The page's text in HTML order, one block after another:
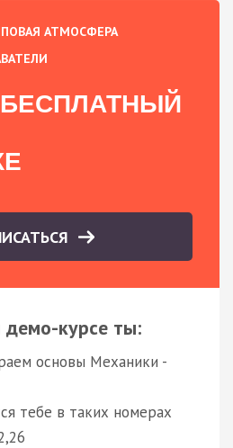
АТМОСФЕРА
БЕСПЛАТНЫЙ
демо-курсе ты:
основы Механики -
тебе в таких номерах